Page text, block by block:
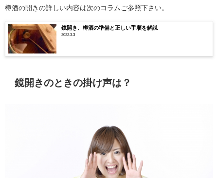
樽酒の開きの詳しい内容は次のコラムご参照下さい。
鏡開き、樽酒の準備と正しい手順を解説
2022.3.3
鏡開きのときの掛け声は？